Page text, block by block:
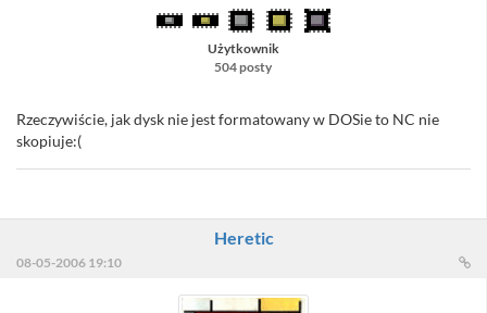
Użytkownik
504 posty
Rzeczywiście, jak dysk nie jest formatowany w DOSie to NC nie
skopiuje:(
Heretic
08-05-2006 19:10